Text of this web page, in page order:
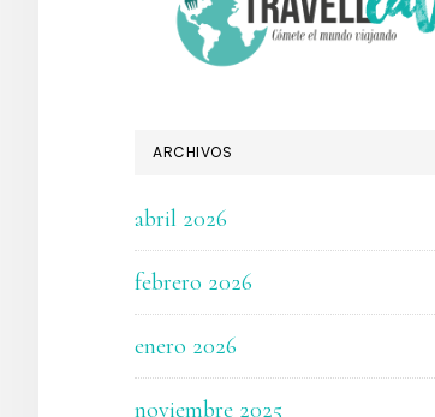
ARCHIVOS
abril 2026
febrero 2026
enero 2026
noviembre 2025